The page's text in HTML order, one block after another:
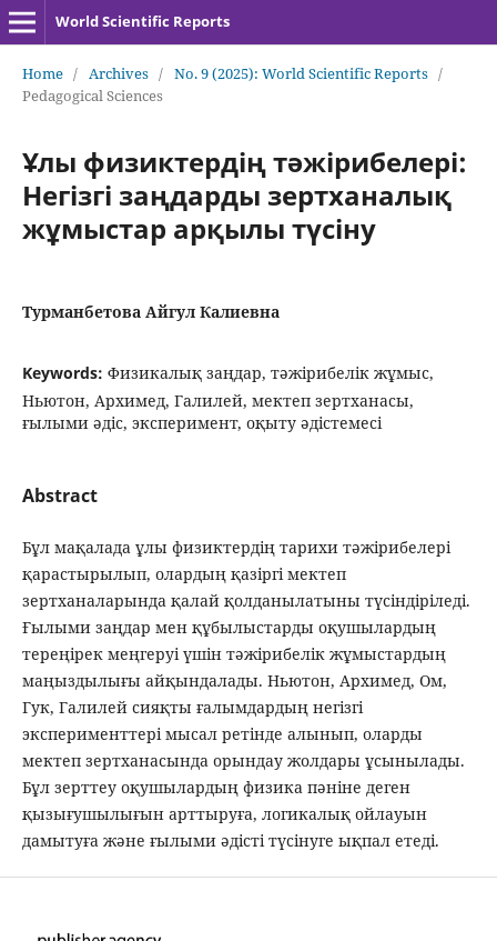
World Scientific Reports
Home / Archives / No. 9 (2025): World Scientific Reports /
Pedagogical Sciences
Ұлы физиктердің тәжірибелері:
Негізгі заңдарды зертханалық
жұмыстар арқылы түсіну
Турманбетова Айгул Калиевна
Keywords: Физикалық заңдар, тәжірибелік жұмыс,
Ньютон, Архимед, Галилей, мектеп зертханасы,
ғылыми әдіс, эксперимент, оқыту әдістемесі
Abstract
Бұл мақалада ұлы физиктердің тарихи тәжірибелері
қарастырылып, олардың қазіргі мектеп
зертханаларында қалай қолданылатыны түсіндіріледі.
Ғылыми заңдар мен құбылыстарды оқушылардың
тереңірек меңгеруі үшін тәжірибелік жұмыстардың
маңыздылығы айқындалады. Ньютон, Архимед, Ом,
Гук, Галилей сияқты ғалымдардың негізгі
эксперименттері мысал ретінде алынып, оларды
мектеп зертханасында орындау жолдары ұсынылады.
Бұл зерттеу оқушылардың физика пәніне деген
қызығушылығын арттыруға, логикалық ойлауын
дамытуға және ғылыми әдісті түсінуге ықпал етеді.